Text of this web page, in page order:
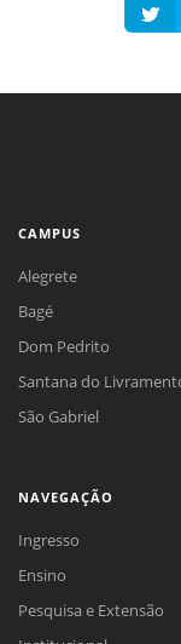
CAMPUS
Alegrete
Bagé
Dom Pedrito
Santana do
São Gabriel
NAVEGAÇÃO
Ingresso
Ensino
Pesquisa e Extensão